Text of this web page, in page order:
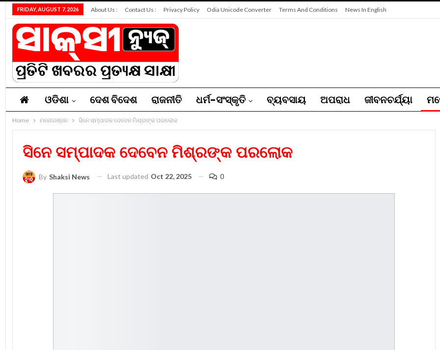
FRIDAY, AUGUST 7, 2026 About Us : Contact Us : Privacy Policy Odia Unicode Converter Terms And Conditions News In English
ଓଡିଶା ଦେଶ ବିଦେଶ ରାଜନୀତି ଧର୍ମ-ସଂସ୍କୃତି ବ୍ୟବସାୟ ଅପରାଧ ଜୀବନଚର୍ଯ୍ୟା
ନିଯୁକ୍ତି
ସମ୍ପାଦକୀୟ
Home ମନୋରଞ୍ଜନ ସିନେ ସମ୍ପାଦକ ଦେବେନ ମିଶ୍ରଙ୍କ ପରଲୋକ
ସିନେ ସମ୍ପାଦକ ଦେବେନ ମିଶ୍ରଙ୍କ ପରଲୋକ
By Shaksi News Last updated Oct 22, 2025 0